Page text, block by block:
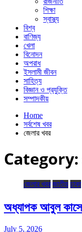
শিক্ষা
স্বাস্থ্য
বিশ্ব
বাণিজ্য
খেলা
বিনোদন
অপরাধ
ইসলামী জীবন
সাহিত্য
বিজ্ঞান ও প্রযুক্তি
সম্পাদকীয়
Home
সর্বশেষ খবর
জেলার খবর
Category:
জেলার খবর জাতীয় ঢাকা
অধ্যাপক আবুল
July 5, 2026